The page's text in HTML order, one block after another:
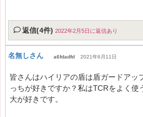
返信(4件) 2022年2月5日に返信あり
名無しさん a6fdadfd 2021年6月11日
皆さんはハイリアの盾は盾ガードアッ
っちが好きですか？私はTCRをよく使
大が好きです。